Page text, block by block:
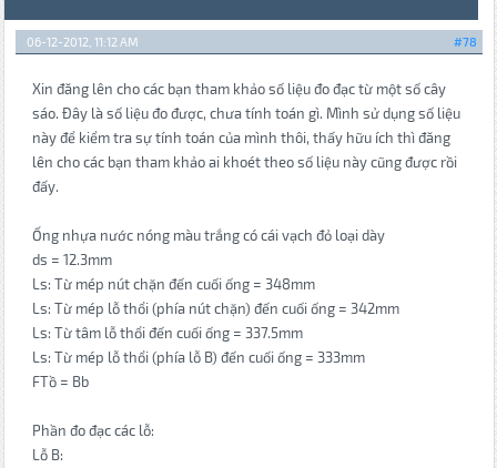
#78
06-12-2012, 11:12 AM
Xin đăng lên cho các bạn tham khảo số liệu đo đạc từ một số cây
sáo. Đây là số liệu đo được, chưa tính toán gì. Mình sử dụng số liệu
này để kiểm tra sự tính toán của mình thôi, thấy hữu ích thì đăng
lên cho các bạn tham khảo ai khoét theo số liệu này cũng được rồi
đấy.
Ống nhựa nước nóng màu trắng có cái vạch đỏ loại dày
ds = 12.3mm
Ls: Từ mép nút chặn đến cuối ống = 348mm
Ls: Từ mép lỗ thổi (phía nút chặn) đến cuối ống = 342mm
Ls: Từ tâm lỗ thổi đến cuối ống = 337.5mm
Ls: Từ mép lỗ thổi (phía lỗ B) đến cuối ống = 333mm
FTồ = Bb
Phần đo đạc các lỗ:
Lỗ B: